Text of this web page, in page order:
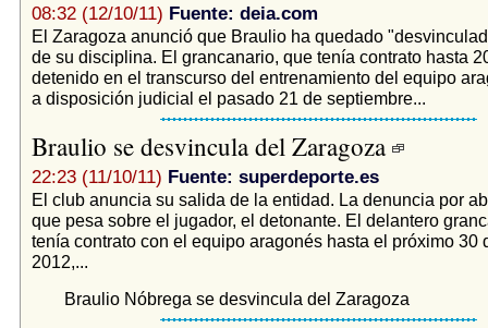
08:32 (12/10/11) Fuente: deia.com
El Zaragoza anunció que Braulio ha quedado
de su disciplina. El grancanario, que tenía contrato hasta
detenido en el transcurso del entrenamiento del equipo
a disposición judicial el pasado 21 de septiembre...
Braulio se desvincula del Zaragoza
22:23 (11/10/11) Fuente: superdeporte.es
El club anuncia su salida de la entidad. La denuncia por
que pesa sobre el jugador, el detonante. El delantero
tenía contrato con el equipo aragonés hasta el próximo 30
2012,...
Braulio Nóbrega se desvincula del Zaragoza